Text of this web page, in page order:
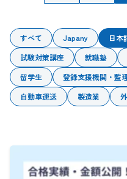
すべて Japany 日本
試験対策講座
就職塾
留学生
登録支援機関・監
自動車運送
製造業